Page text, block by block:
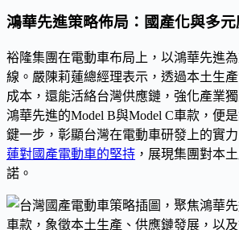
鴻華先進策略佈局：國產化與多
裕隆集團在電動車布局上，以鴻華先進
線。嚴陳莉蓮總經理表示，透過本土生
成本，還能活絡台灣供應鏈，強化產業
鴻華先進的Model B與Model C車款，便
鍵一步，彰顯台灣在電動車研發上的實
蓮對國產電動車的堅持 ，展現集團對本
諾。